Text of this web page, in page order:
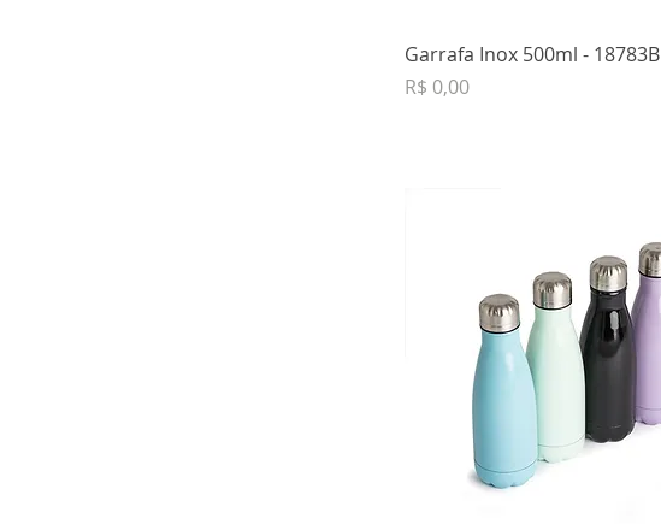
Garrafa Inox 500ml - 18783B
Preço
R$ 0,00